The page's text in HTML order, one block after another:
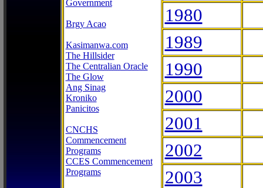
Government
Brgy Acao
Kasimanwa.com
The Hillsider
The Centralian Oracle
The Glow
Ang Sinag
Kroniko
Panicitos
CNCHS
Commencement
Programs
CCES Commencement
Programs
1980
1989
1990
2000
2001
2002
2003